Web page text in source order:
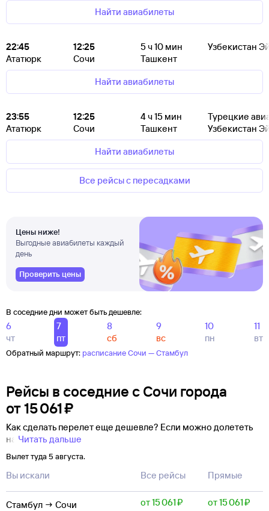
Найти авиабилеты
22:45
Ататюрк
12:25
Сочи
5ч 10 мин
Ташкент
Узбекистан
Найти авиабилеты
23:55
Ататюрк
12:25
Сочи
4ч 15 мин
Ташкент
Турецкие
Узбекистан
Найти авиабилеты
Все рейсы с пересадками
Цены ниже!
Выгодные авиабилеты каждый
день
Проверить цены
В соседние дни может быть дешевле:
6
чт
7
пт
8
сб
9
вс
10
пн
11
вт
Обратный маршрут: расписание Сочи — Стамбул
Рейсы в соседние с Сочи города
от15 ⁠061 ⁠₽
Как сделать перелет еще дешевле? Если можно долететь
на Читать дальше
Вылет туда 5 августа.
Вы искали Все рейсы Прямые
Стамбул → Сочи от 15 ⁠061 ⁠₽ от 15 ⁠061 ⁠₽